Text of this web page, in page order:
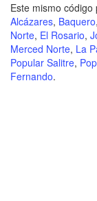
Este mismo
Alcázares, Baquero,
Norte, El Rosario,
Merced Norte, La
Popular Salitre,
Fernando.